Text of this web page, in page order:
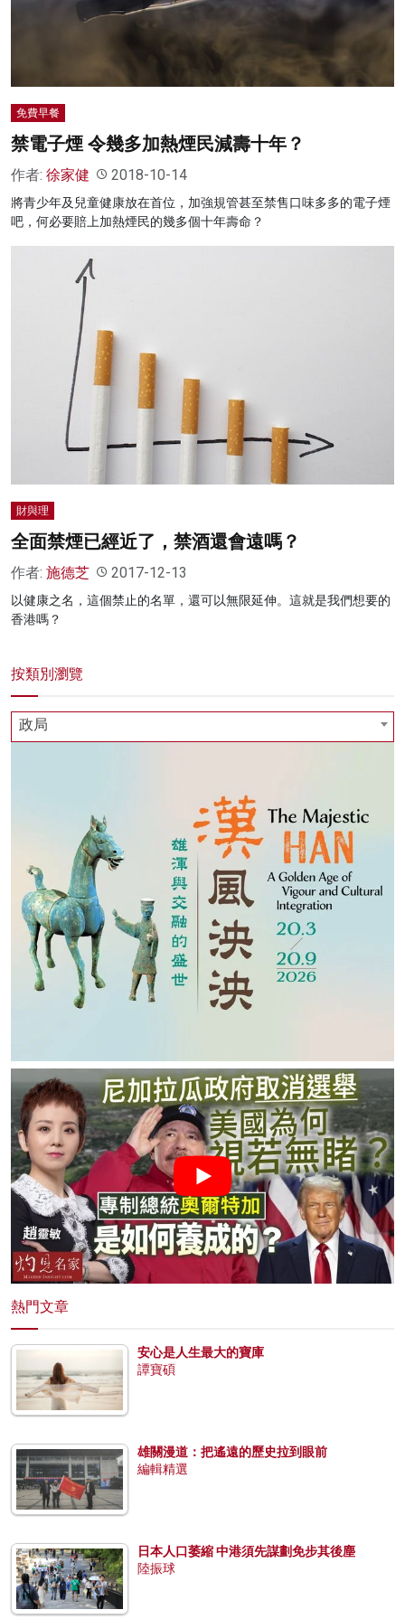
免費早餐
禁電子煙 令幾多加熱煙民減壽十年？
作者: 徐家健 2018-10-14
將青少年及兒童健康放在首位，加強規管甚至禁售口味多多的電子煙
吧，何必要賠上加熱煙民的幾多個十年壽命？
財與理
全面禁煙已經近了，禁酒還會遠嗎？
作者: 施德芝 2017-12-13
以健康之名，這個禁止的名單，還可以無限延伸。這就是我們想要的
香港嗎？
按類別瀏覽
政局
熱門文章
安心是人生最大的寶庫
譚寶碩
雄關漫道：把遙遠的歷史拉到眼前
編輯精選
日本人口萎縮 中港須先謀劃免步其後塵
陸振球